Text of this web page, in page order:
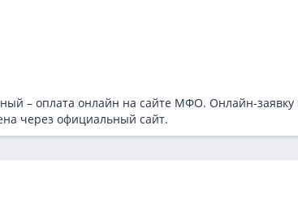
– оплата онлайн на сайте МФО. Онлайн-заявку
через официальный сайт.